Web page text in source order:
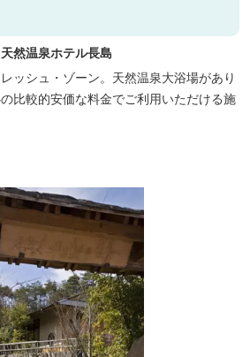
然温泉ホテル長島
ッシュ・ゾーン。天然温泉大浴場があり
比較的安価な料金でご利用いただける施